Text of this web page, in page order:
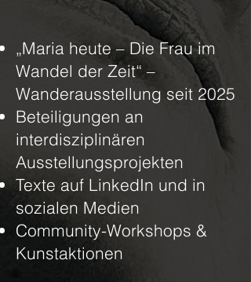
„Maria heute – Die Frau im
Wandel der Zeit“ –
Wanderausstellung seit 2025
Beteiligungen an
interdisziplinären
Ausstellungsprojekten
Texte auf LinkedIn und in
sozialen Medien
Community-Workshops &
Kunstaktionen